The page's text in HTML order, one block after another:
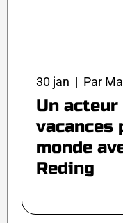
30 jan | Par
Un acteur
vacances
monde
Reding